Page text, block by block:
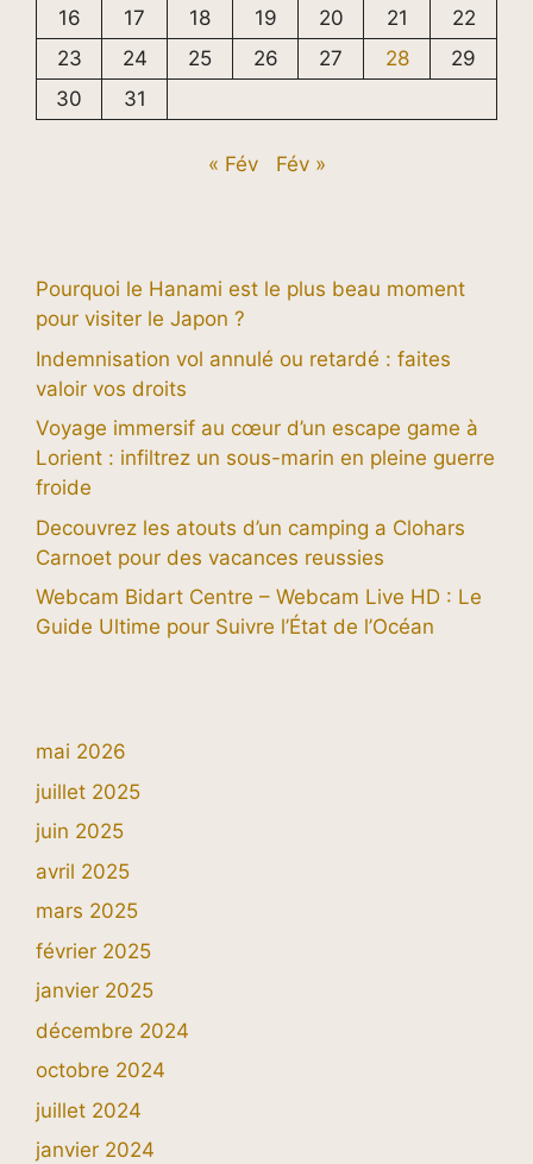
16
17 18 19 20 21
22
23
24 25 26 27 28
29
30
31
« Fév Fév »
Pourquoi le Hanami est le plus beau moment
pour visiter le Japon ?
Indemnisation vol annulé ou retardé : faites
valoir vos droits
Voyage immersif au cœur d’un escape game à
Lorient : infiltrez un sous-marin en pleine guerre
froide
Decouvrez les atouts d’un camping a Clohars
Carnoet pour des vacances reussies
Webcam Bidart Centre – Webcam Live HD : Le
Guide Ultime pour Suivre l’État de l’Océan
mai 2026
juillet 2025
juin 2025
avril 2025
mars 2025
février 2025
janvier 2025
décembre 2024
octobre 2024
juillet 2024
janvier 2024